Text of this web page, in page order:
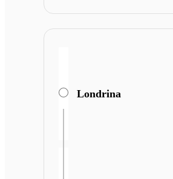
Londrina